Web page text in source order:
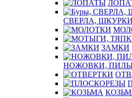
СВЕРЛА, ШКУРКИ
ЗАМКИ
НОЖОВКИ,